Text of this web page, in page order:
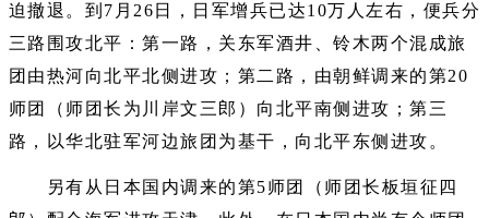
迫撤退。到7月26日，日军增兵已达10万人左右，便兵分
三路围攻北平：第一路，关东军酒井、铃木两个混成旅
团由热河向北平北侧进攻；第二路，由朝鲜调来的第20
师团（师团长为川岸文三郎）向北平南侧进攻；第三
路，以华北驻军河边旅团为基干，向北平东侧进攻。
另有从日本国内调来的第5师团（师团长板垣征四